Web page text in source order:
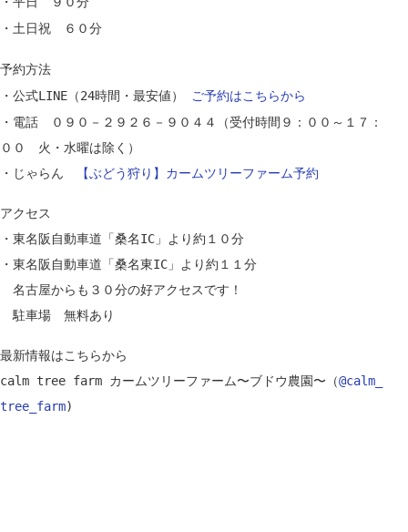
・土日祝 ６０分
予約方法
・公式LINE（24時間・最安値）
ご予約はこちらから
・電話 ０９０－２９２６－９０４４（受付時間９：００～１７：
００ 火・水曜は除く）
・じゃらん
【ぶどう狩り】カームツリーファーム予約
アクセス
・東名阪自動車道「桑名IC」より約１０分
・東名阪自動車道「桑名東IC」より約１１分
名古屋からも３０分の好アクセスです！
駐車場 無料あり
最新情報はこちらから
calm tree farm カームツリーファーム〜ブドウ農園〜（@calm_
tree_farm)